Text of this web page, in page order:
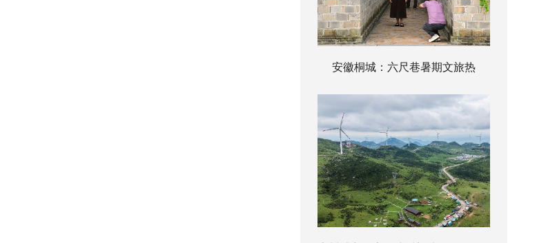
安徽桐城：六尺巷暑期文旅热